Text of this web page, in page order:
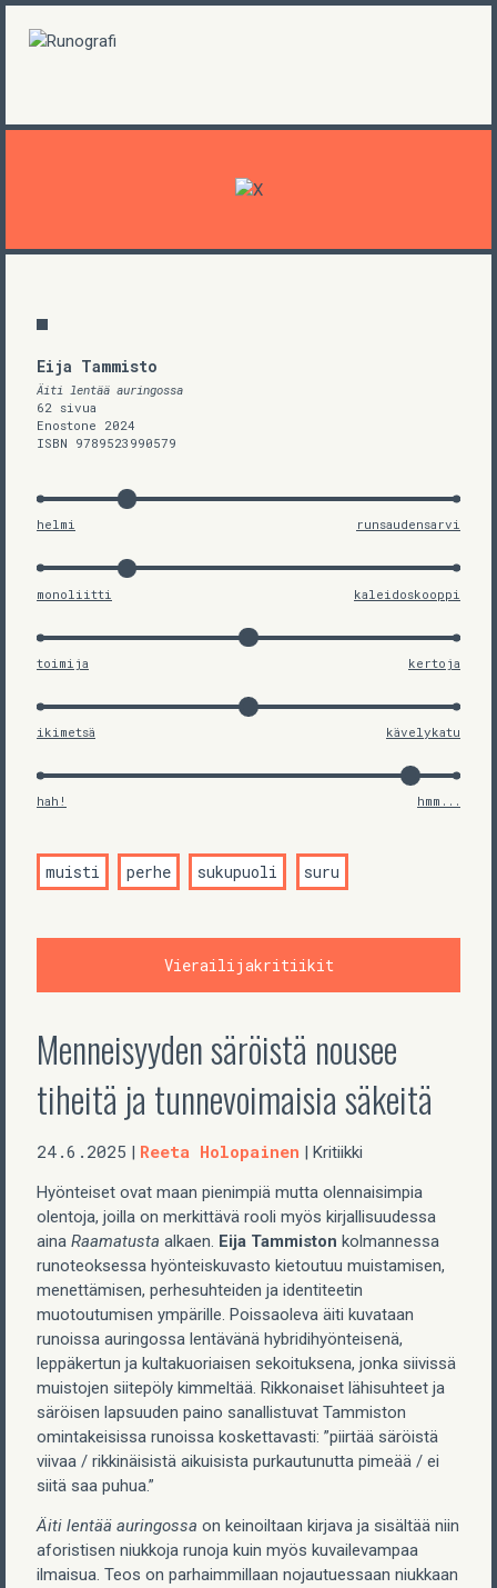
Eija Tammisto
Äiti lentää auringossa
62 sivua
Enostone 2024
ISBN 9789523990579
helmi runsaudensarvi
monoliitti kaleidoskooppi
toimija kertoja
ikimetsä kävelykatu
hah! hmm...
muisti perhe sukupuoli suru
Vierailijakritiikit
Menneisyyden säröistä nousee
tiheitä ja tunnevoimaisia säkeitä
24.6.2025 | Reeta Holopainen | Kritiikki
Hyönteiset ovat maan pienimpiä mutta olennaisimpia
olentoja, joilla on merkittävä rooli myös kirjallisuudessa
aina Raamatusta alkaen. Eija Tammiston kolmannessa
runoteoksessa hyönteiskuvasto kietoutuu muistamisen,
menettämisen, perhesuhteiden ja identiteetin
muotoutumisen ympärille. Poissaoleva äiti kuvataan
runoissa auringossa lentävänä hybridihyönteisenä,
leppäkertun ja kultakuoriaisen sekoituksena, jonka siivissä
muistojen siitepöly kimmeltää. Rikkonaiset lähisuhteet ja
säröisen lapsuuden paino sanallistuvat Tammiston
omintakeisissa runoissa koskettavasti: ”piirtää säröistä
viivaa / rikkinäisistä aikuisista purkautunutta pimeää / ei
siitä saa puhua.”
Äiti lentää auringossa on keinoiltaan kirjava ja sisältää niin
aforistisen niukkoja runoja kuin myös kuvailevampaa
ilmaisua. Teos on parhaimmillaan nojautuessaan niukkaan